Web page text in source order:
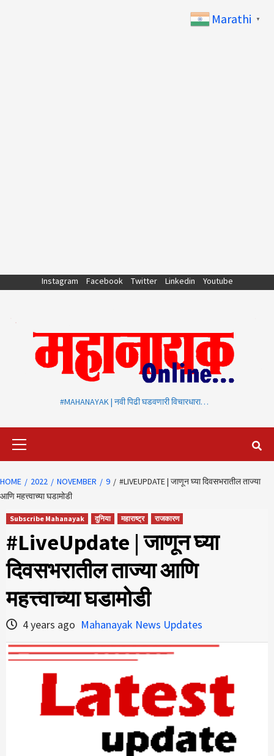
Instagram Facebook Twitter Linkedin Youtube
#MAHANAYAK | नवी पिढी घडवणारी विचारधारा…
HOME 2022 NOVEMBER 9
#LIVEUPDATE | जाणून घ्या दिवसभरातील ताज्या
आणि महत्त्वाच्या घडामोडी
Subscribe Mahanayak दुनिया महाराष्ट्र राजकारण
#LiveUpdate | जाणून घ्या
दिवसभरातील ताज्या आणि
महत्त्वाच्या घडामोडी
4 years ago Mahanayak News Updates
Marathi ▼